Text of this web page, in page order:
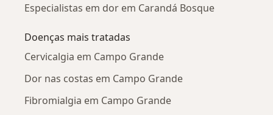
Especialistas em dor em Carandá Bosque
Doenças mais tratadas
Cervicalgia em Campo Grande
Dor nas costas em Campo Grande
Fibromialgia em Campo Grande